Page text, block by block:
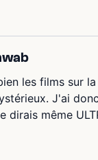
les films sur
J'ai
même